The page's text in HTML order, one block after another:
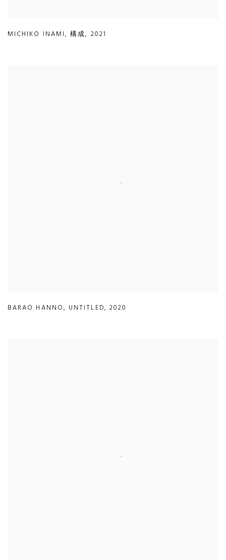
MICHIKO INAMI,構成, 2021
BARAO HANNO, UNTITLED, 2020